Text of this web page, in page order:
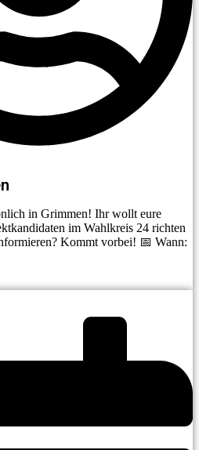
in Grimmen! Ihr wollt eure
im Wahlkreis 24 richten
Kommt vorbei! 📅 Wann: